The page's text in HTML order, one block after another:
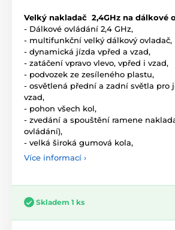
Velký nakladač 2,4GHz na dálkové
- Dálkové ovládání 2,4 GHz,
- multifunkční velký dálkový ovladač,
- dynamická jízda vpřed a vzad,
- zatáčení vpravo vlevo, vpřed i vzad,
- podvozek ze zesíleného plastu,
- osvětlená přední a zadní světla pro
vzad,
- pohon všech kol,
- zvedání a spouštění ramene
ovládání),
- velká široká gumová kola,
Více informací ›
Skladem 1 ks